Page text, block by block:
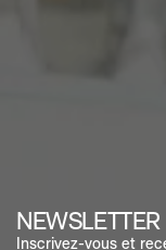
NEWSLETTER
Inscrivez-vous et